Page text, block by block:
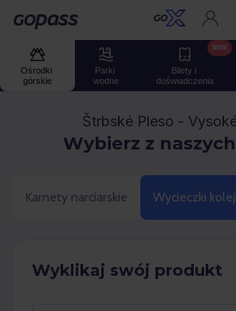
Gopass
Ośrodki
górskie
Parki
wodne
Bilety i
doświadczenia
NEW
Štrbské Pleso -
Wybierz z
Karnety narciarskie Wycieczki
Wyklikaj swój produkt